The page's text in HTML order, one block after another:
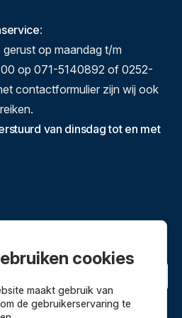
:
op maandag t/m
op 071-5140892 of 0252-
contactformulier zijn wij ook
van dinsdag tot en met
ontbinden
bijWebwinkel
cookies
maakt gebruik van
de gebruikerservaring te